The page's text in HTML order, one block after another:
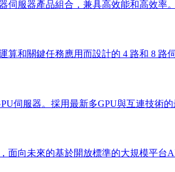
伺服器產品組合，兼具高效能和高效率。
算和關鍵任務應用而設計的 4 路和 8 路
伺服器。採用最新多GPU與互連技術
面向未來的基於開放標準的大規模平台